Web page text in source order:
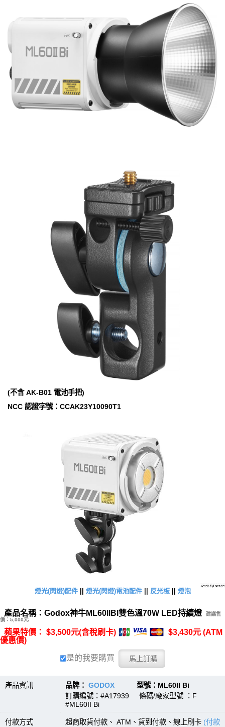
(不含 AK-B01 電池手把)
NCC 認證字號：CCAK23Y10090T1
燈光(閃燈)配件|| 燈光(閃燈)電池配件|| 反光板|| 燈泡
產品名稱：Godox神牛ML60IIBI雙色溫70W LED持續燈
建議售
價： 5,000元
蘋果特價： $3,500元(含稅刷卡)
$3,430元 (ATM
優惠價)
是的我要購買
產品資訊 品牌： GODOX 型號：ML60II Bi
訂購編號：#A17939 條碼/廠家型號 ：F
#ML60II Bi
付款方式 超商取貨付款、 ATM、貨到付款、線上刷卡 (付款